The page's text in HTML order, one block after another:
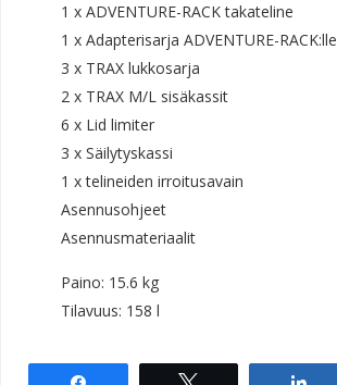
1 x ADVENTURE-RACK takateline
1 x Adapterisarja ADVENTURE-RACK:lle
3 x TRAX lukkosarja
2 x TRAX M/L sisäkassit
6 x Lid limiter
3 x Säilytyskassi
1 x telineiden irroitusavain
Asennusohjeet
Asennusmateriaalit
Paino: 15.6 kg
Tilavuus: 158 l